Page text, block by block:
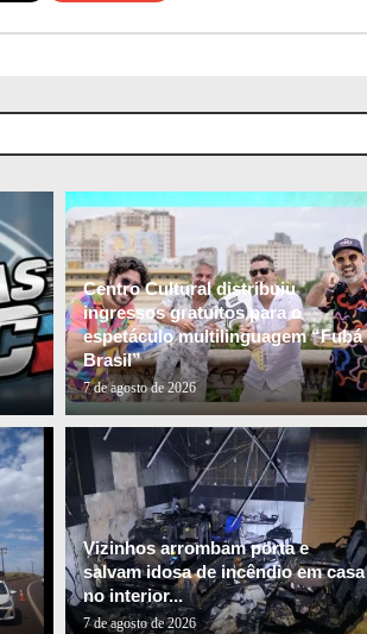
Centro Cultural distribuiu
ingressos gratuitos para o
espetáculo multilinguagem “Fubá
Brasil”
7 de agosto de 2026
Vizinhos arrombam porta e
salvam idosa de incêndio em casa
no interior...
7 de agosto de 2026